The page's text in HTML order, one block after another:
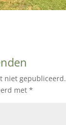
niet gepubliceerd.
met *